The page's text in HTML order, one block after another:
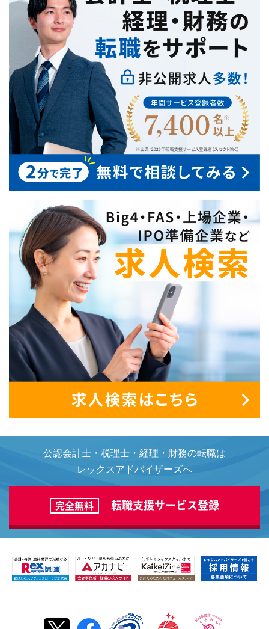
公認会計士・税理士・経理・財務の転職は
レックスアドバイザーズへ
完全無料 転職支援サービス登録